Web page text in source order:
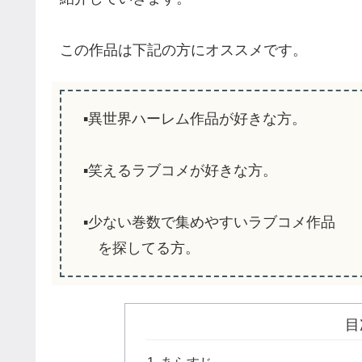
この作品は下記の方にオススメです。
▪️異世界ハーレム作品が好きな方。
▪️笑えるラブコメが好きな方。
▪️少ない巻数で集めやすいラブコメ作品
を探してる方。